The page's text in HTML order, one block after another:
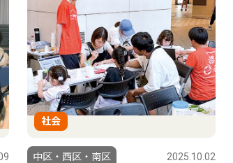
社会
中区・西区・南区 2025.10.02